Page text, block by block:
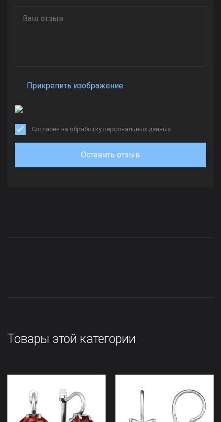
Прикрепить изображение
Согласен на обработку персональных данных
Оставить отзыв
Товары этой категории